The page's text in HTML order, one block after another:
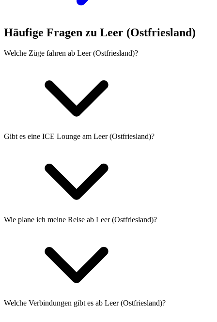
Häufige Fragen zu Leer (Ostfriesland)
Welche Züge fahren ab Leer (Ostfriesland)?
Gibt es eine ICE Lounge am Leer (Ostfriesland)?
Wie plane ich meine Reise ab Leer (Ostfriesland)?
Welche Verbindungen gibt es ab Leer (Ostfriesland)?